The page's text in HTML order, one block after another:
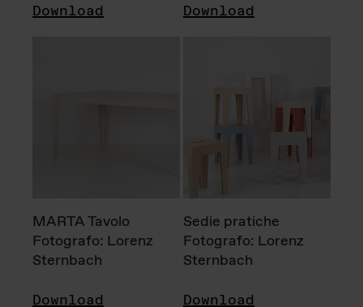
Download Download
MARTA Tavolo
Fotografo: Lorenz
Sternbach
Download
Sedie pratiche
Fotografo: Lorenz
Sternbach
Download